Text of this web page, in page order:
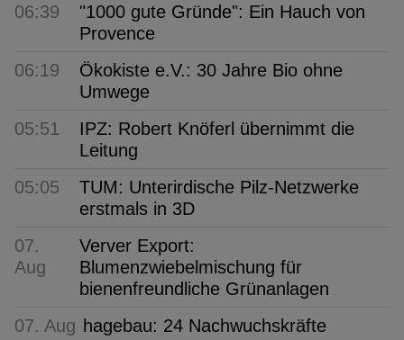
06:39
"1000 gute Gründe": Ein Hauch von
Provence
06:19
Ökokiste e.V.: 30 Jahre Bio ohne
Umwege
05:51
IPZ: Robert Knöferl übernimmt die
Leitung
05:05
TUM: Unterirdische Pilz-Netzwerke
erstmals in 3D
07.
Aug
Verver Export:
Blumenzwiebelmischung für
bienenfreundliche Grünanlagen
07. Aug hagebau: 24 Nachwuchskräfte